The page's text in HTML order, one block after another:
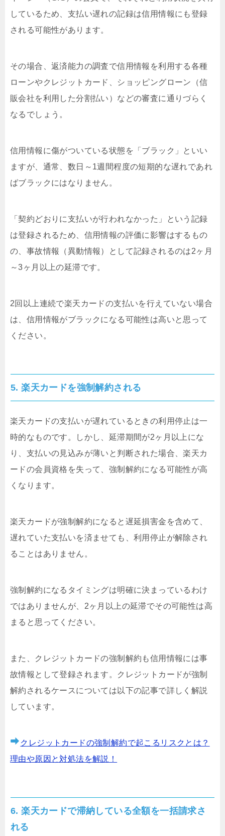
しているため、支払い遅れの記録は信用情報にも登録
される可能性があります。
その場合、返済能力の調査で信用情報を利用する各種
ローンやクレジットカード、ショッピングローン（信
販会社を利用した分割払い）などの審査に通りづらく
なるでしょう。
信用情報に傷がついている状態を「ブラック」といい
ますが、通常、数日～1週間程度の短期的な遅れであれ
ばブラックにはなりません。
「契約どおりに支払いが行われなかった」という記録
は登録されるため、信用情報の評価に影響はするもの
の、事故情報（異動情報）として記録されるのは2ヶ月
～3ヶ月以上の延滞です。
2回以上連続で楽天カードの支払いを行えていない場合
は、信用情報がブラックになる可能性は高いと思って
ください。
5. 楽天カードを強制解約される
楽天カードの支払いが遅れているときの利用停止は一
時的なものです。しかし、延滞期間が2ヶ月以上にな
り、支払いの見込みが薄いと判断された場合、楽天カ
ードの会員資格を失って、強制解約になる可能性が高
くなります。
楽天カードが強制解約になると遅延損害金を含めて、
遅れていた支払いを済ませても、利用停止が解除され
ることはありません。
強制解約になるタイミングは明確に決まっているわけ
ではありませんが、2ヶ月以上の延滞でその可能性は高
まると思ってください。
また、クレジットカードの強制解約も信用情報には事
故情報として登録されます。クレジットカードが強制
解約されるケースについては以下の記事で詳しく解説
しています。
クレジットカードの強制解約で起こるリスクとは？
理由や原因と対処法を解説！
6. 楽天カードで滞納している全額を一括請求さ
れる